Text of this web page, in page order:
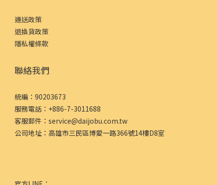
運送政策
退換貨政策
隱私權條款
聯絡我們
統編：90203673
服務電話：+886-7-3011688
客服郵件：service@daijobu.com.tw
公司地址：高雄市三民區博愛一路366號14樓D8室